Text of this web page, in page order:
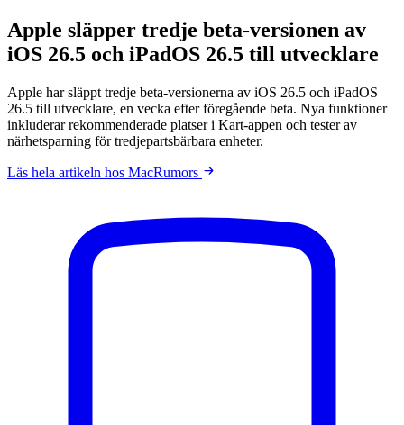
Apple släpper tredje beta-versionen av
iOS 26.5 och iPadOS 26.5 till utvecklare
Apple har släppt tredje beta-versionerna av iOS 26.5 och iPadOS
26.5 till utvecklare, en vecka efter föregående beta. Nya funktioner
inkluderar rekommenderade platser i Kart-appen och tester av
närhetsparning för tredjepartsbärbara enheter.
Läs hela artikeln hos MacRumors